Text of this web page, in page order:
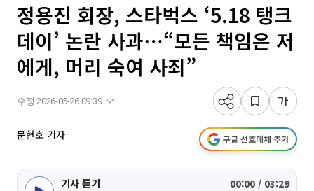
정용진 회장, 스타벅스 ‘5.18 탱크
데이’ 논란 사과⋯“모든 책임은 저
에게, 머리 숙여 사죄”
수정 2026-05-26 09:39
문현호 기자 구글 선호매체 추가
기사 듣기 00:00 / 03:29